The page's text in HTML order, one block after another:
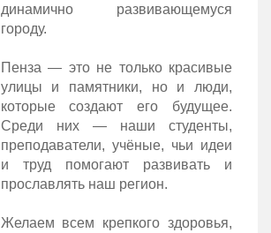
динамично развивающемуся
городу.
Пенза — это не только красивые
улицы и памятники, но и люди,
которые создают его будущее.
Среди них — наши студенты,
преподаватели, учёные, чьи идеи
и труд помогают развивать и
прославлять наш регион.
Желаем всем крепкого здоровья,